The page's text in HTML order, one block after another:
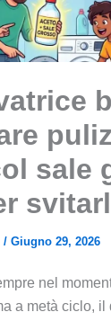
sale
/ Giugno 29, 2026
nel
a metà ciclo,